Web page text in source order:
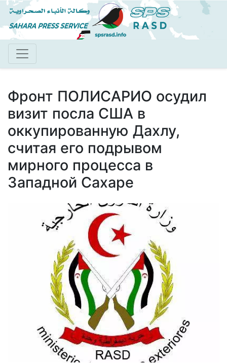
Перейти
к
основному
Фронт ПОЛИСАРИО осудил
визит посла США в
оккупированную Дахлу,
считая его подрывом
мирного процесса в
Западной Сахаре